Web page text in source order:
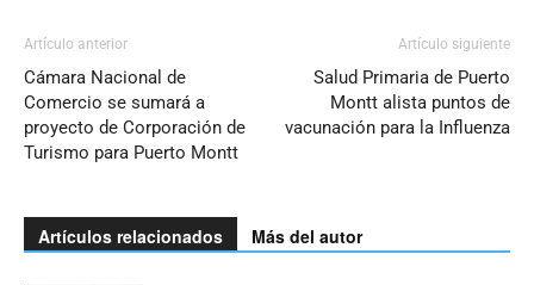
Artículo anterior
Cámara Nacional de
Comercio se sumará a
proyecto de Corporación de
Turismo para Puerto Montt
Artículo siguiente
Salud Primaria de Puerto
Montt alista puntos de
vacunación para la Influenza
Artículos relacionados Más del autor